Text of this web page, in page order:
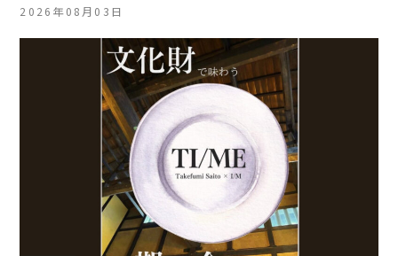
2026年08月03日